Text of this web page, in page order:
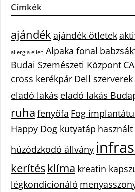
Címkék
ajándékajándék ötletek
allergia ellen Alpaka fonal
Budai Szemészeti Központ
cross kerékpár Dell szerverek
eladó lakás eladó lakás
ruha fenyőfa Fog
Happy Dog kutyatáp
húzódzkodó állvány
kerítésklíma kreatin
légkondicionáló